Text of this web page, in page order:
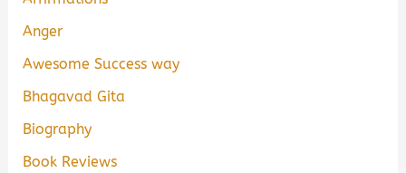
Anger
Awesome Success way
Bhagavad Gita
Biography
Book Reviews